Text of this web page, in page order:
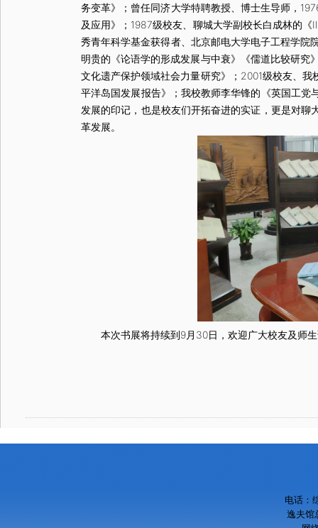
务变革》；曾任同济大学特聘教授、博士生导师，
及应用》；1987级校友、聊城大学副校长白成林的
秀青年科学基金获得者、北京邮电大学电子工程学院
明贵的《论语学的形成发展与中衰》《儒道比较研
文化遗产保护领域社会力量研究》；2001级校友、
平洋岛国发展报告》；我校教师李华锋的《英国工
发展的印记，也是校友们开拓奋进的实证，更是对
革发展。
本次书展将持续到9月30日，欢迎广大校友及师生
电话：
逸夫馆